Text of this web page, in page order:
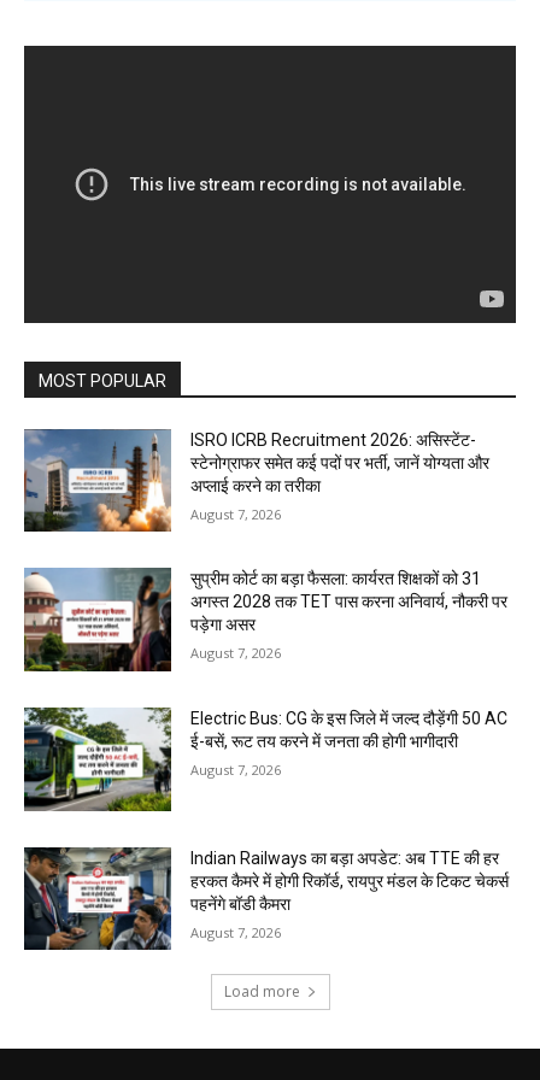
MOST POPULAR
ISRO ICRB Recruitment 2026: असिस्टेंट-
स्टेनोग्राफर समेत कई पदों पर भर्ती, जानें योग्यता और
अप्लाई करने का तरीका
August 7, 2026
सुप्रीम कोर्ट का बड़ा फैसला: कार्यरत शिक्षकों को 31
अगस्त 2028 तक TET पास करना अनिवार्य, नौकरी पर
पड़ेगा असर
August 7, 2026
Electric Bus: CG के इस जिले में जल्द दौड़ेंगी 50 AC
ई-बसें, रूट तय करने में जनता की होगी भागीदारी
August 7, 2026
Indian Railways का बड़ा अपडेट: अब TTE की हर
हरकत कैमरे में होगी रिकॉर्ड, रायपुर मंडल के टिकट चेकर्स
पहनेंगे बॉडी कैमरा
August 7, 2026
Load more